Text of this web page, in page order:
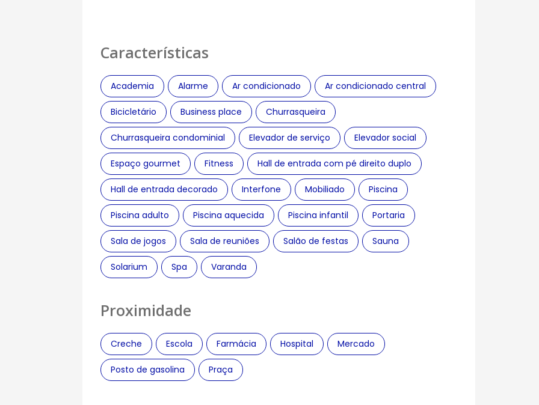
Características
Academia Alarme Ar condicionado Ar condicionado central
Bicicletário Business place Churrasqueira
Churrasqueira condominial Elevador de serviço Elevador social
Espaço gourmet Fitness Hall de entrada com pé direito duplo
Hall de entrada decorado Interfone Mobiliado Piscina
Piscina adulto Piscina aquecida Piscina infantil Portaria
Sala de jogos Sala de reuniões Salão de festas Sauna
Solarium Spa Varanda
Proximidade
Creche Escola Farmácia Hospital Mercado
Posto de gasolina Praça